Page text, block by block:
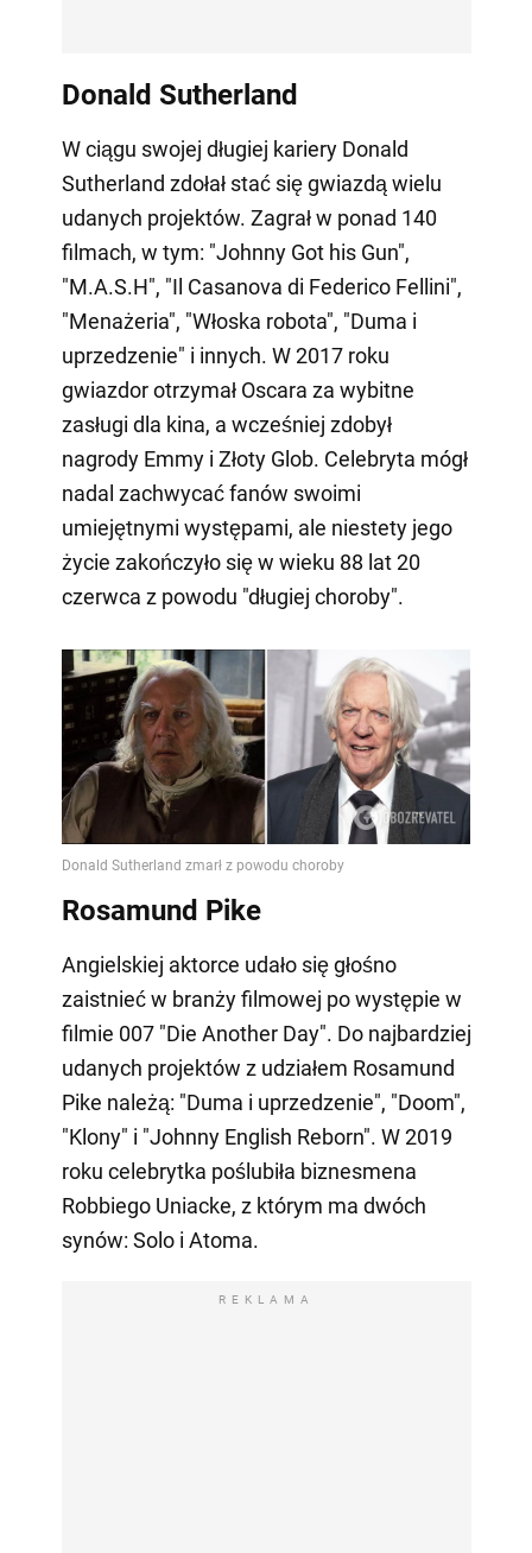
Donald Sutherland
W ciągu swojej długiej kariery Donald
Sutherland zdołał stać się gwiazdą wielu
udanych projektów. Zagrał w ponad 140
filmach, w tym: "Johnny Got his Gun",
"M.A.S.H", "Il Casanova di Federico Fellini",
"Menażeria", "Włoska robota", "Duma i
uprzedzenie" i innych. W 2017 roku
gwiazdor otrzymał Oscara za wybitne
zasługi dla kina, a wcześniej zdobył
nagrody Emmy i Złoty Glob. Celebryta mógł
nadal zachwycać fanów swoimi
umiejętnymi występami, ale niestety jego
życie zakończyło się w wieku 88 lat 20
czerwca z powodu "długiej choroby".
Rosamund Pike
Angielskiej aktorce udało się głośno
zaistnieć w branży filmowej po występie w
filmie 007 "Die Another Day". Do najbardziej
udanych projektów z udziałem Rosamund
Pike należą: "Duma i uprzedzenie", "Doom",
"Klony" i "Johnny English Reborn". W 2019
roku celebrytka poślubiła biznesmena
Robbiego Uniacke, z którym ma dwóch
synów: Solo i Atoma.
REKLAMA